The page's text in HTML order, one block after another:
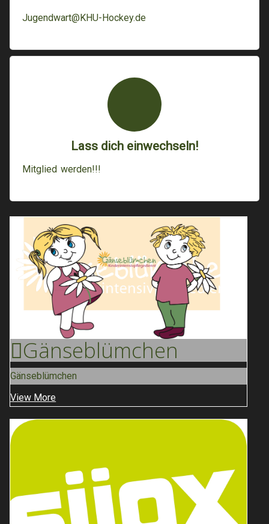
Jugendwart@KHU-Hockey.de
Lass dich einwechseln!
Mitglied werden!!!
GänseBlümchen
Gänseblümchen
View More